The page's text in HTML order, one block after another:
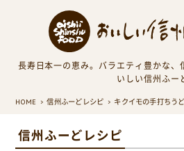
長寿日本一の恵み。バラエティ豊かな、
いしい信州ふー
HOME 信州ふーどレシピ キクイモの手打ちう
信州ふーどレシピ